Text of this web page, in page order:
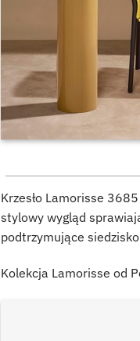
Krzesło Lamorisse
stylowy wygląd
podtrzymujące
Kolekcja Lamorisse od